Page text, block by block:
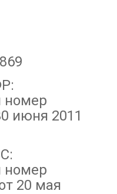
номер
июня 2011
номер
20 мая